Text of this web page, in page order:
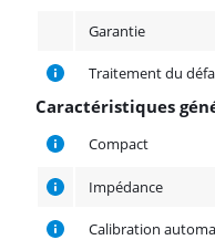
Garantie
Traitement du
Caractéristiques
Caractéristiques générales
Compact
Impédance
Calibration